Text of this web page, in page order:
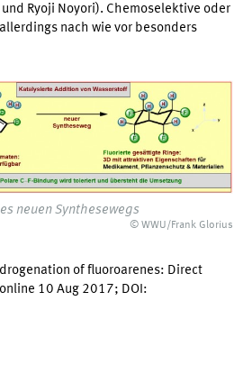
Ryoji Noyori). Chemoselektive oder
nach wie vor besonders
neuen Synthesewegs
© WWU/Frank Glorius
of fluoroarenes: Direct
10 Aug 2017; DOI: